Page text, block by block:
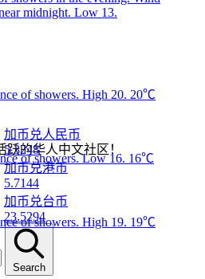
20℃
16℃
19℃
加币兑人民币
5.3248
加币兑港币
5.7144
加币兑台币
23.5294
的华人中文社区！
Search